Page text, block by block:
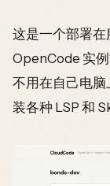
这是一个部署
OpenCode 实
不用在自己电
装各种 LSP 和